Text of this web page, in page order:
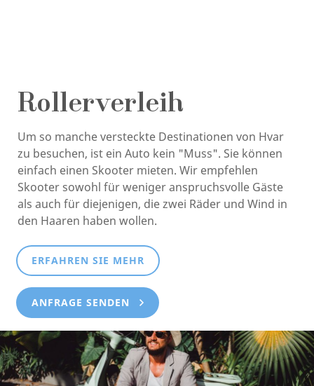
Rollerverleih
Um so manche versteckte Destinationen von Hvar
zu besuchen, ist ein Auto kein "Muss". Sie können
einfach einen Skooter mieten. Wir empfehlen
Skooter sowohl für weniger anspruchsvolle Gäste
als auch für diejenigen, die zwei Räder und Wind in
den Haaren haben wollen.
ERFAHREN SIE MEHR
ANFRAGE SENDEN